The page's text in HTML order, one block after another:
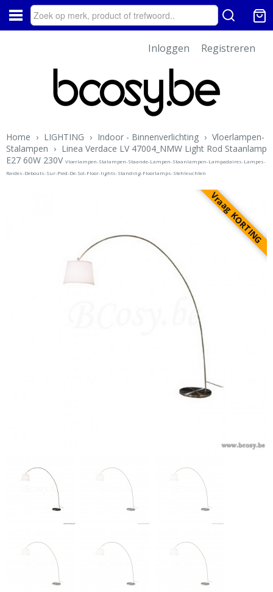
Inloggen Registreren
Home › LIGHTING › Indoor - Binnenverlichting › Vloerlampen-
Stalampen › Linea Verdace LV 47004_NMW Light Rod Staanlamp
E27 60W 230V Vloerlampen-Stalampen-Staande-Lampen-Staanlampen-Lampadaires-Lampes-
Raides-Debouts-Sur-Pied-De-Sol-Floor-lights-Standing-Floorlamps-Stehleuchten
Vraag KORTING